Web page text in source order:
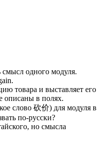
смысл одного модуля.
товара и выставляет его
описаны в полях.
слово 砍价) для модуля в
по-русски?
но смысла